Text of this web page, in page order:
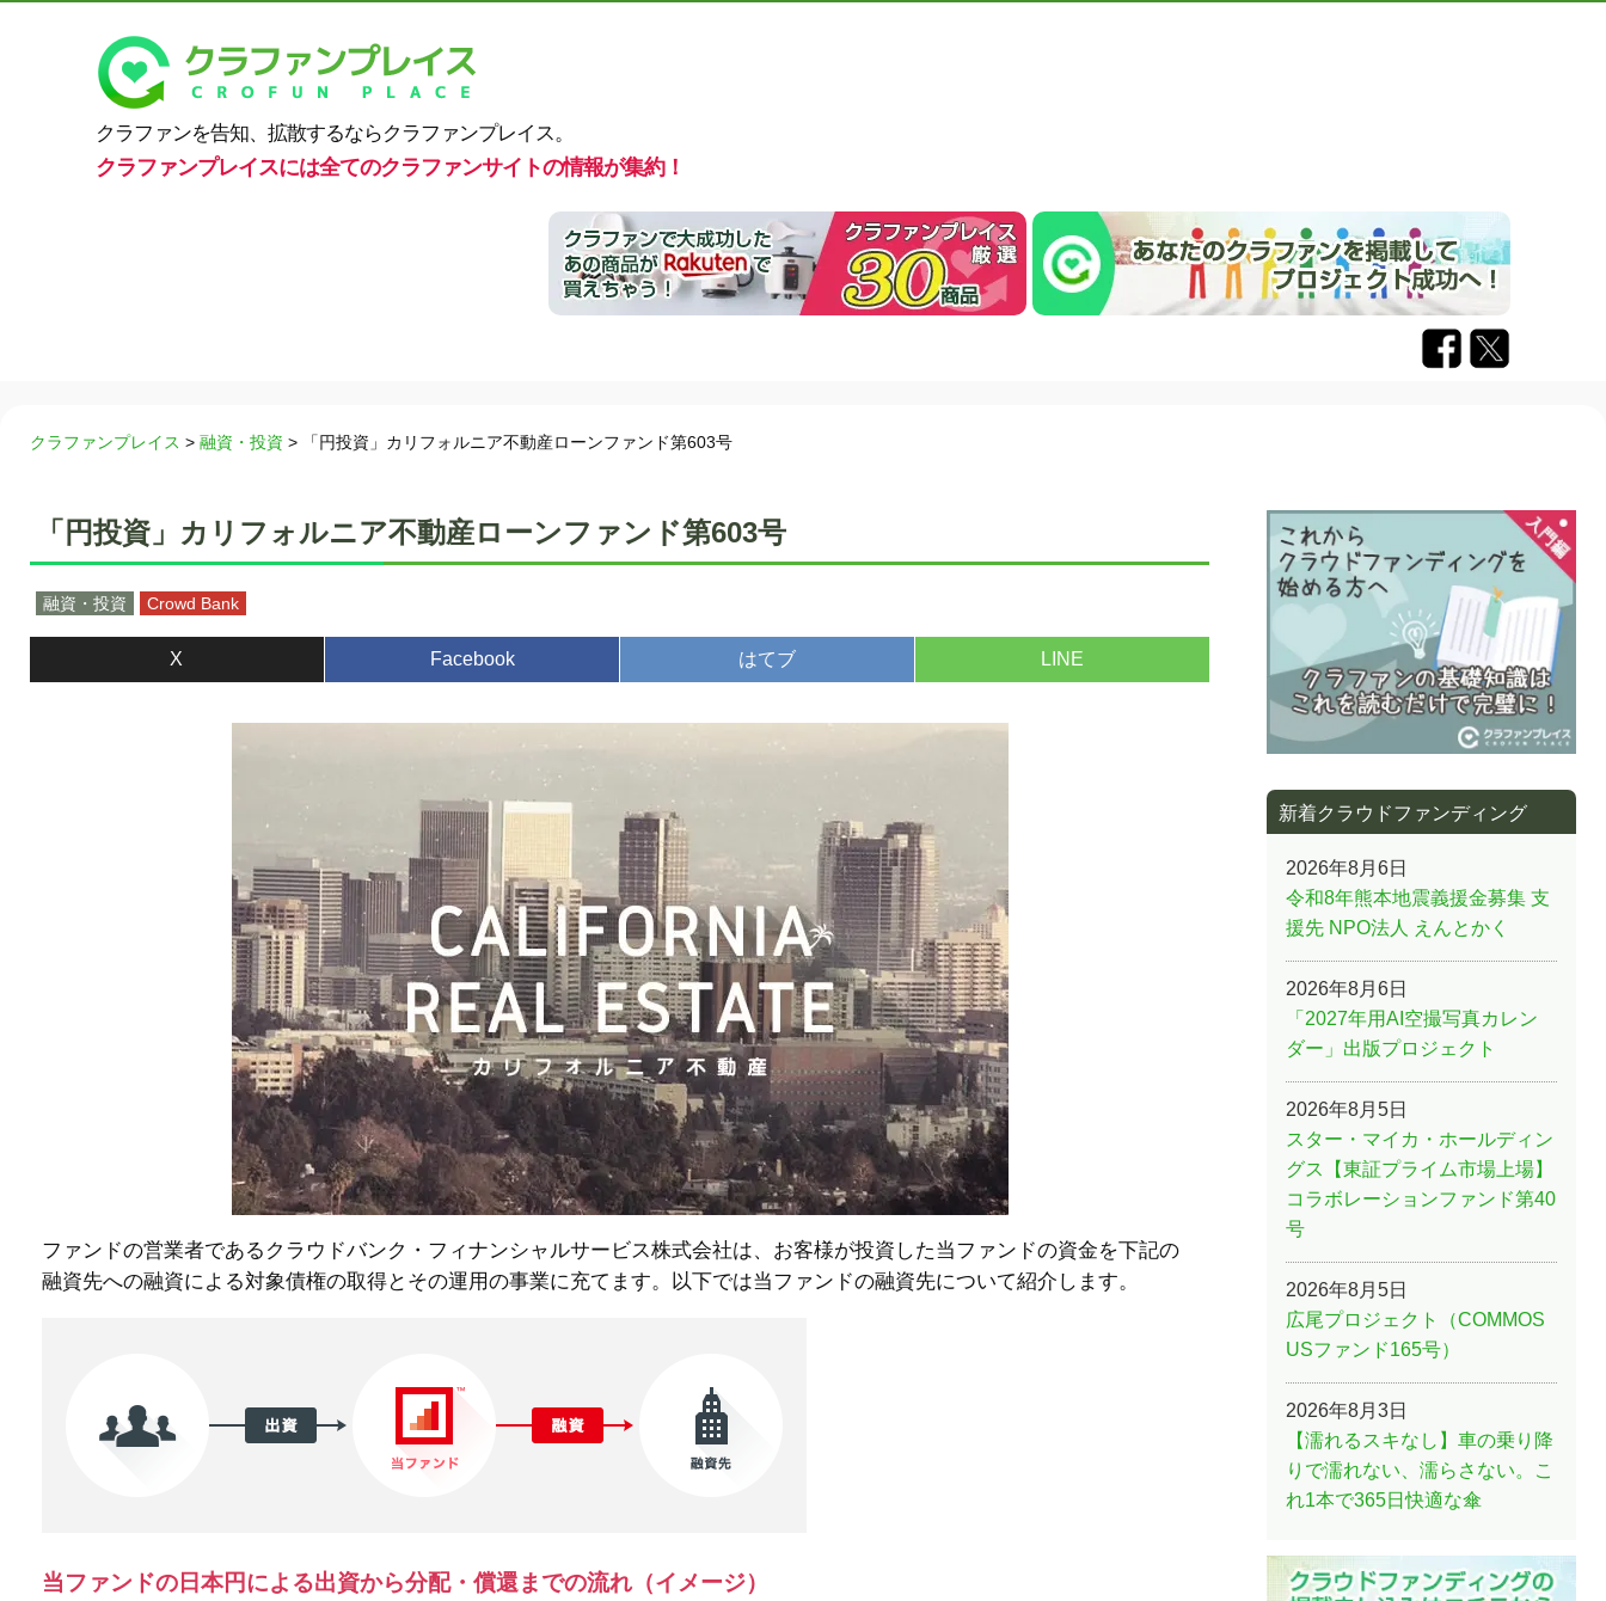
クラファンを告知、拡散するならクラファンプレイス。
クラファンプレイスには全てのクラファンサイトの情報が集約！
クラファンプレイス > 融資・投資 > 「円投資」カリフォルニア不動産ローンファンド第603号
「円投資」カリフォルニア不動産ローンファンド第603号
融資・投資 Crowd Bank
X Facebook はてブ LINE
ファンドの営業者であるクラウドバンク・フィナンシャルサービス株式会社は、お客様が投資した当ファンドの資金を下記の
融資先への融資による対象債権の取得とその運用の事業に充てます。以下では当ファンドの融資先について紹介します。
当ファンドの日本円による出資から分配・償還までの流れ（イメージ）
新着クラウドファンディング
2026年8月6日
令和8年熊本地震義援金募集 支
援先 NPO法人 えんとかく
2026年8月6日
「2027年用AI空撮写真カレン
ダー」出版プロジェクト
2026年8月5日
スター・マイカ・ホールディン
グス【東証プライム市場上場】
コラボレーションファンド第40
号
2026年8月5日
広尾プロジェクト（COMMOS
USファンド165号）
2026年8月3日
【濡れるスキなし】車の乗り降
りで濡れない、濡らさない。こ
れ1本で365日快適な傘